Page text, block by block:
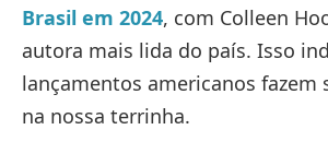
Brasil em 2024, com Colleen
autora mais lida do país. Isso
lançamentos americanos fazem
na nossa terrinha.